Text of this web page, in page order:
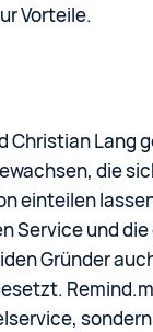
Vorteile.
Christian Lang
die
einteilen
Service und
Gründer